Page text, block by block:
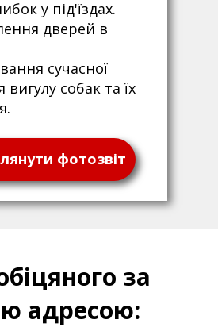
у під'їздах.
дверей в
сучасної
вигулу собак та їх
фотозвіт
за
адресою: